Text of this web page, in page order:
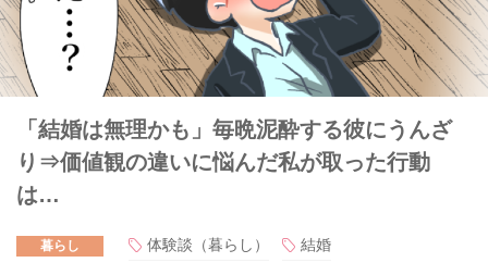
「結婚は無理かも」毎晩泥酔する彼にうんざ
り⇒価値観の違いに悩んだ私が取った行動
は…
暮らし 体験談（暮らし） 結婚